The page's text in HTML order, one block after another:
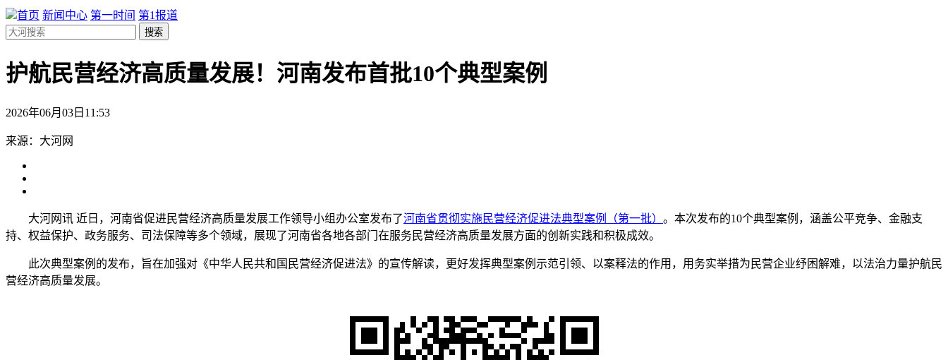
首页 新闻中心 第一时间 第1报道
搜索
护航民营经济高质量发展！河南发布首批10个典型案例
2026年06月03日11:53
来源：大河网
大河网讯 近日，河南省促进民营经济高质量发展工作领导小组办公室发布了河南省贯彻实施民营经济促进法典型案例（第一批） 。本次发布的10个典型案例，涵盖公平竞争、金融支
持、权益保护、政务服务、司法保障等多个领域，展现了河南省各地各部门在服务民营经济高质量发展方面的创新实践和积极成效。
此次典型案例的发布，旨在加强对《中华人民共和国民营经济促进法》的宣传解读，更好发挥典型案例示范引领、以案释法的作用，用务实举措为民营企业纾困解难，以法治力量护航民
营经济高质量发展。